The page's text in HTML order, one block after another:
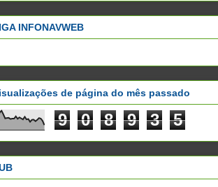
INFONAVWEB
de página do mês passado
9 0 8 9 3 5